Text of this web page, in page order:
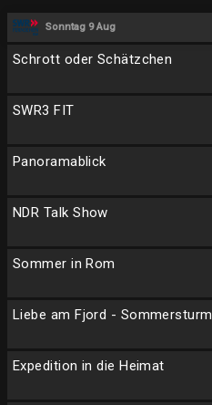
Sonntag 9 Aug
Schrott oder Schätzchen
SWR3 FIT
Panoramablick
NDR Talk Show
Sommer in Rom
Liebe am Fjord - Sommersturm
Expedition in die Heimat